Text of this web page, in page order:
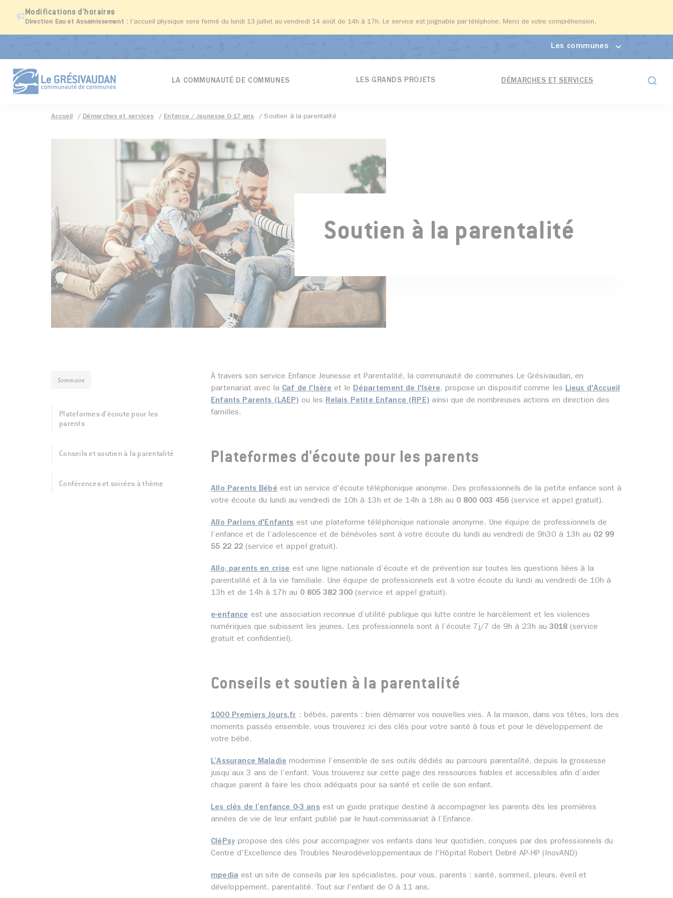
Modifications d'horaires
Direction Eau et Assainissement : l'accueil physique sera fermé du lundi 13 juillet au vendredi 14 août de 14h à 17h. Le service est joignable par téléphone. Merci de votre compréhension.
Les communes
LA COMMUNAUTÉ DE COMMUNES LES GRANDS PROJETS DÉMARCHES ET SERVICES
Accueil Démarches et services Enfance / Jeunesse 0-17 ans Soutien à la parentalité
Soutien à la parentalité
Sommaire
Plateformes d'écoute pour les
parents
Conseils et soutien à la parentalité
Conférences et soirées à thème
À travers son service Enfance Jeunesse et Parentalité, la communauté de communes Le Grésivaudan, en
partenariat avec la Caf de l'Isère et le Département de l'Isère, propose un dispositif comme les Lieux d'Accueil
Enfants Parents (LAEP) ou les Relais Petite Enfance (RPE)ainsi que de nombreuses actions en direction des
familles.
Plateformes d'écoute pour les parents
Allo Parents Bébéest un service d'écoute téléphonique anonyme. Des professionnels de la petite enfance sont à
votre écoute du lundi au vendredi de 10h à 13h et de 14h à 18h au 0 800 003 456 (service et appel gratuit).
Allo Parlons d'Enfants est une plateforme téléphonique nationale anonyme. Une équipe de professionnels de
l’enfance et de l’adolescence et de bénévoles sont à votre écoute du lundi au vendredi de 9h30 à 13h au 02 99
55 22 22 (service et appel gratuit).
Allo, parents en crise est une ligne nationale d’écoute et de prévention sur toutes les questions liées à la
parentalité et à la vie familiale. Une équipe de professionnels est à votre écoute du lundi au vendredi de 10h à
13h et de 14h à 17h au 0 805 382 300 (service et appel gratuit).
e-enfance est une association reconnue d’utilité publique qui lutte contre le harcèlement et les violences
numériques que subissent les jeunes. Les professionnels sont à l’écoute 7j/7 de 9h à 23h au3018 (service
gratuit et confidentiel).
Conseils et soutien à la parentalité
1000 Premiers Jours.fr : bébés, parents : bien démarrer vos nouvelles vies. A la maison, dans vos têtes, lors des
moments passés ensemble, vous trouverez ici des clés pour votre santé à tous et pour le développement de
votre bébé.
L’Assurance Maladie modernise l’ensemble de ses outils dédiés au parcours parentalité, depuis la grossesse
jusqu’aux 3 ans de l’enfant. Vous trouverez sur cette page des ressources fiables et accessibles afin d’aider
chaque parent à faire les choix adéquats pour sa santé et celle de son enfant.
Les clés de l’enfance 0-3 ansest un guide pratique destiné à accompagner les parents dès les premières
années de vie de leur enfant publié par le haut-commissariat à l’Enfance.
CléPsy propose des clés pour accompagner vos enfants dans leur quotidien, conçues par des professionnels du
Centre d'Excellence des Troubles Neurodéveloppementaux de l'Hôpital Robert Debré AP-HP (InovAND)
mpedia est un site de conseils par les spécialistes, pour vous, parents : santé, sommeil, pleurs, éveil et
développement, parentalité. Tout sur l'enfant de 0 à 11 ans.